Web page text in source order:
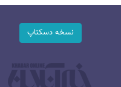
نسخه دسکتاپ